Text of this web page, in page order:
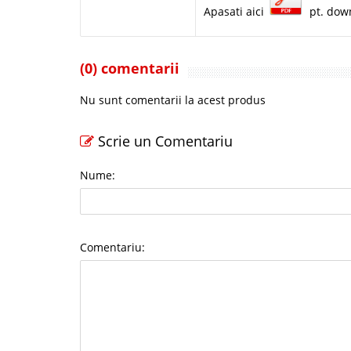
Apasati aici pt.
(0) comentarii
Nu sunt comentarii la acest produs
Scrie un Comentariu
Nume:
Comentariu: